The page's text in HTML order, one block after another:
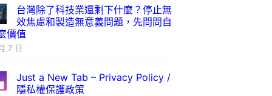
台灣除了科技業還剩下什麼？停止無
效焦慮和製造無意義問題，先問問自
價值
7 日
Just a New Tab – Privacy Policy /
隱私權保護政策